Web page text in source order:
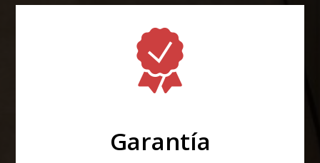
Garantía